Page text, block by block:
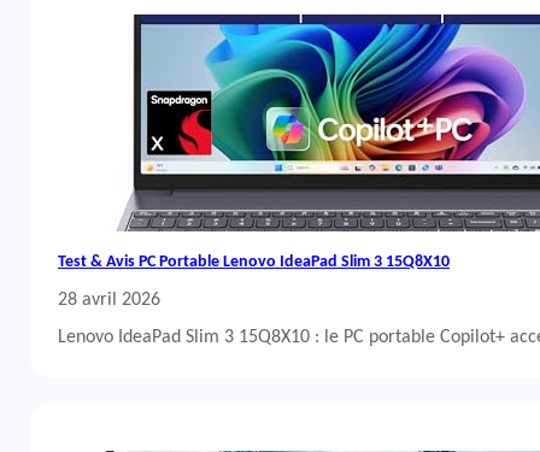
Test & Avis PC Portable Lenovo IdeaPad Slim 3 15Q8X10
28 avril 2026
Lenovo IdeaPad Slim 3 15Q8X10 : le PC portable Copilot+